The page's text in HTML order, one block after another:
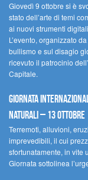
Giovedì 9 ottobre si è
stato dell’arte di temi
ai nuovi strumenti
L’evento, organizzato
bullismo e sul disagio
ricevuto il patrocinio
Capitale.
Giornata
naturali – 13 ottobre
Terremoti, alluvioni,
imprevedibili, il cui
sfortunatamente, in vite
Giornata sottolinea